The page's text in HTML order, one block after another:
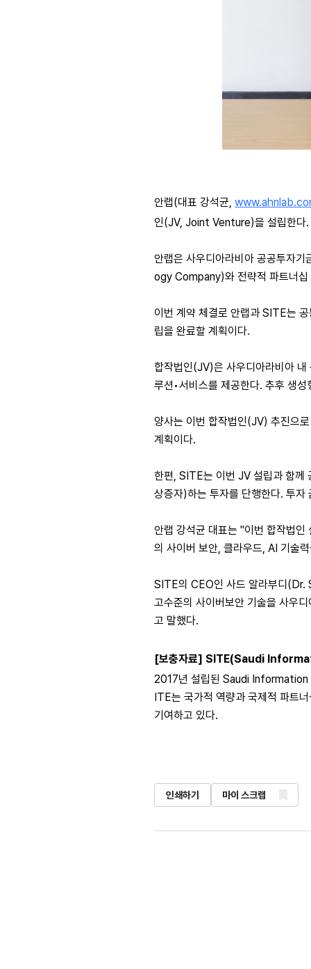
안랩(대표 강석균,
인(JV, Joint Venture)을 설립한다.
안랩은 사우디아라비아 공공투자
ogy Company)와 전략적 파트너십
이번 계약 체결로 안랩과 SITE는
립을 완료할 계획이다.
합작법인(JV)은 사우디아라비아
루션•서비스를 제공한다. 추후 생
양사는 이번 합작법인(JV) 추진으
계획이다.
한편, SITE는 이번 JV 설립과 함
상증자)하는 투자를 단행한다. 투
안랩 강석균 대표는 "이번 합작법
의 사이버 보안, 클라우드, AI 기술
SITE의 CEO인 사드 알라부디(Dr.
고수준의 사이버보안 기술을 사우
고 말했다.
[보충자료] SITE(Saudi
2017년 설립된 Saudi
ITE는 국가적 역량과 국제적 파트
기여하고 있다.
인쇄하기 마이 스크랩